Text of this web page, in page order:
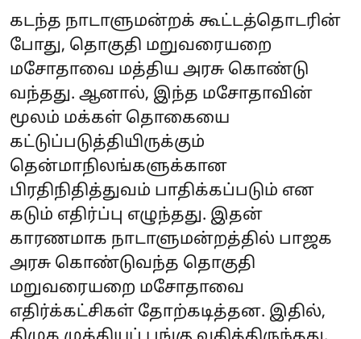
கடந்த நாடாளுமன்றக் கூட்டத்தொடரின்
போது, தொகுதி மறுவரையறை
மசோதாவை மத்திய அரசு கொண்டு
வந்தது. ஆனால், இந்த மசோதாவின்
மூலம் மக்கள் தொகையை
கட்டுப்படுத்தியிருக்கும்
தென்மாநிலங்களுக்கான
பிரதிநிதித்துவம் பாதிக்கப்படும் என
கடும் எதிர்ப்பு எழுந்தது. இதன்
காரணமாக நாடாளுமன்றத்தில் பாஜக
அரசு கொண்டுவந்த தொகுதி
மறுவரையறை மசோதாவை
எதிர்க்கட்சிகள் தோற்கடித்தன. இதில்,